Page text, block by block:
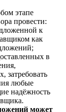
этапе
провести:
к
как
в
затребовать
любые
надёжность
может